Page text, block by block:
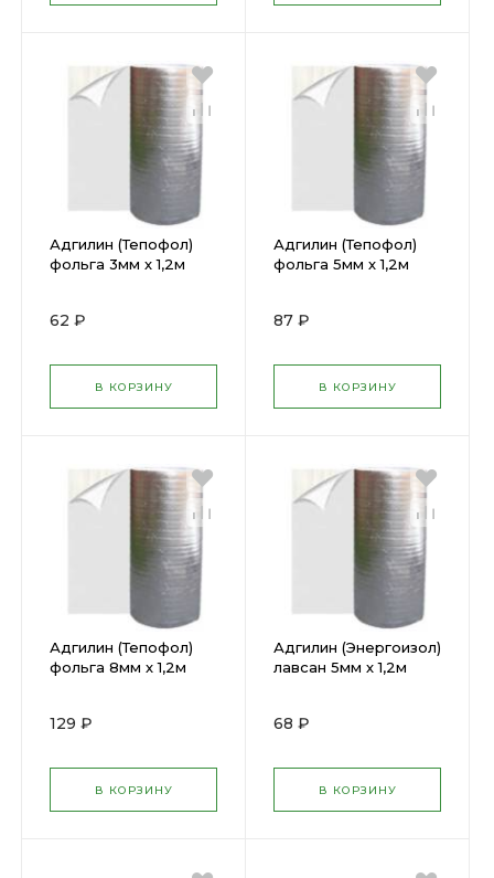
Адгилин (Тепофол)
фольга 3мм х 1,2м
62 ₽
В КОРЗИНУ
Адгилин (Тепофол)
фольга 5мм х 1,2м
87 ₽
В КОРЗИНУ
Адгилин (Тепофол)
фольга 8мм х 1,2м
129 ₽
В КОРЗИНУ
Адгилин (Энергоизол)
лавсан 5мм х 1,2м
68 ₽
В КОРЗИНУ